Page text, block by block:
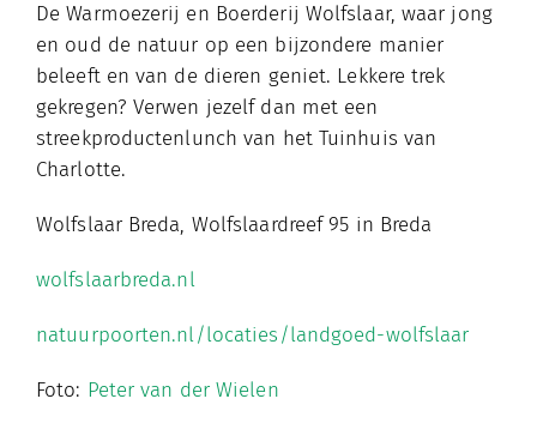
De Warmoezerij en Boerderij Wolfslaar, waar jong
en oud de natuur op een bijzondere manier
beleeft en van de dieren geniet. Lekkere trek
gekregen? Verwen jezelf dan met een
streekproductenlunch van het Tuinhuis van
Charlotte.
Wolfslaar Breda, Wolfslaardreef 95 in Breda
wolfslaarbreda.nl
natuurpoorten.nl/locaties/landgoed-wolfslaar
Foto: Peter van der Wielen